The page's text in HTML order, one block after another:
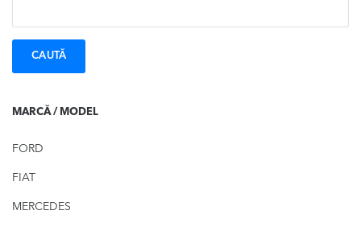
MARCĂ / MODEL
FORD
FIAT
MERCEDES